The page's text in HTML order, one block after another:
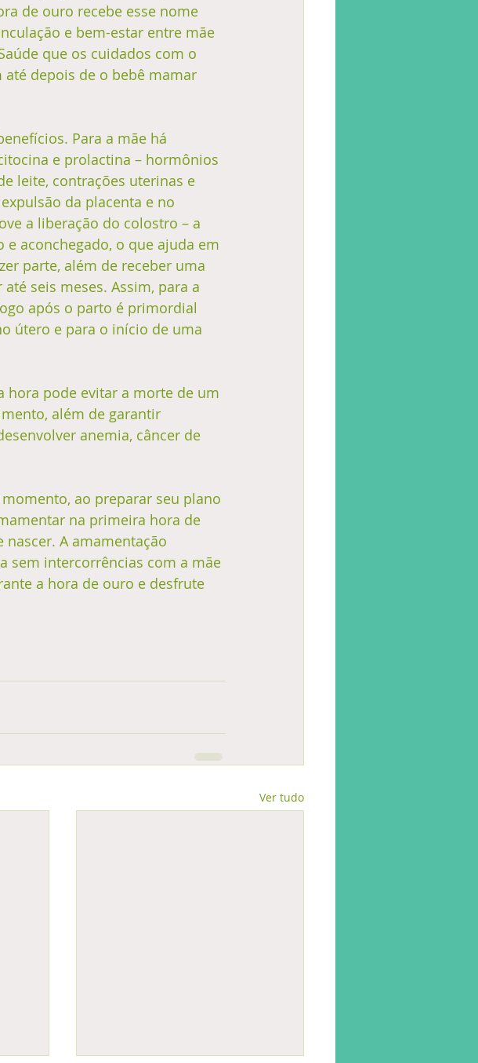
de ouro recebe esse nome
e bem-estar entre mãe
que os cuidados com o
até depois de o bebê mamar
Para a mãe há
e prolactina – hormônios
leite, contrações uterinas e
da placenta e no
a liberação do colostro – a
e aconchegado, o que ajuda em
parte, além de receber uma
seis meses. Assim, para a
após o parto é primordial
útero e para o início de uma
hora pode evitar a morte de um
além de garantir
anemia, câncer de
ao preparar seu plano
na primeira hora de
A amamentação
sem intercorrências com a mãe
a hora de ouro e desfrute
Ver tudo